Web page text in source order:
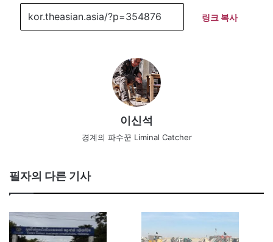
링크 복사
이신석
경계의 파수꾼 Liminal Catcher
필자의 다른 기사